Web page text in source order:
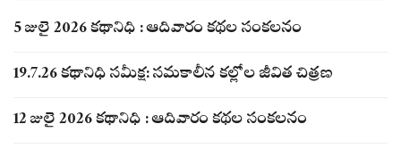
5 జులై 2026 కథానిధి : ఆదివారం కథల సంకలనం
19.7.26 కథానిధి సమీక్ష: సమకాలీన కల్లోల జీవిత చిత్రణ
12 జులై 2026 కథానిధి : ఆదివారం కథల సంకలనం